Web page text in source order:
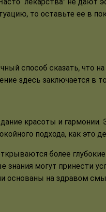
то оставьте ее в
способ сказать, что
здесь заключается в
красоты и
подхода, как это
более
знания могут
основаны на здравом